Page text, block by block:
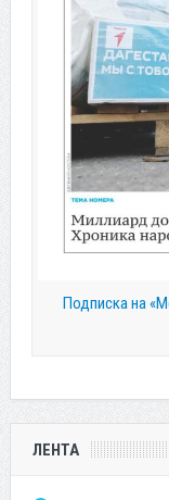
Подписка на
ЛЕНТА